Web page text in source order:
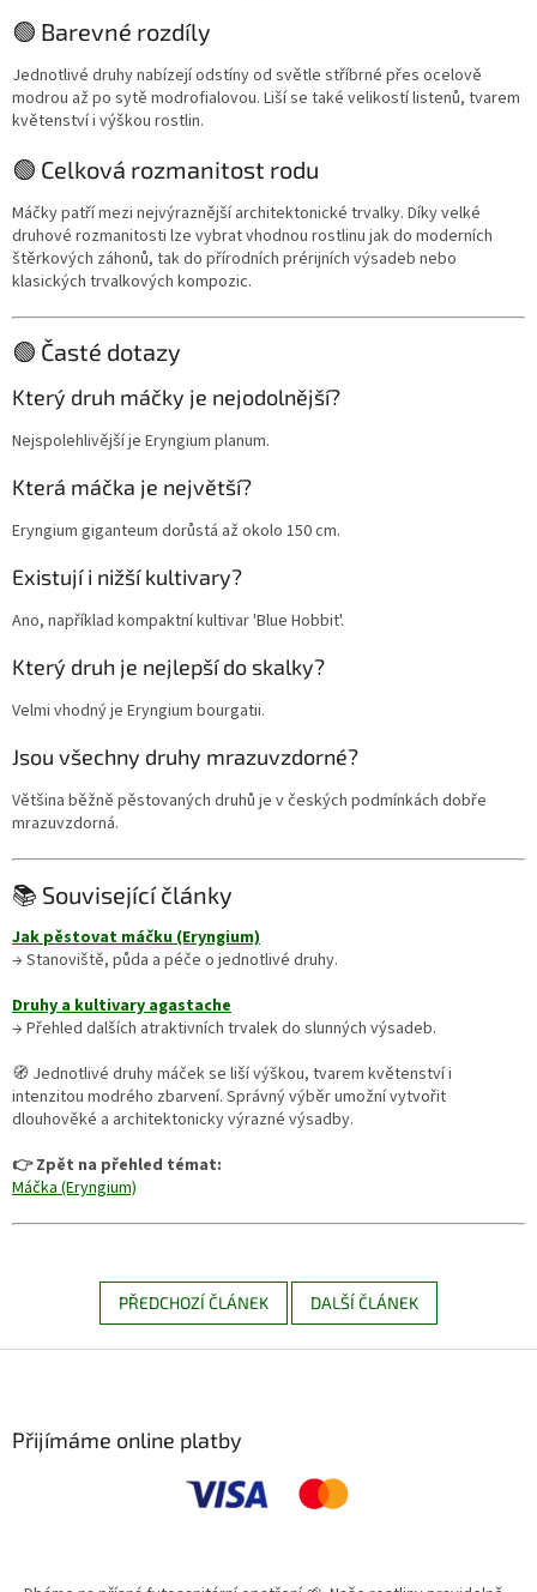
🟢 Barevné rozdíly
Jednotlivé druhy nabízejí odstíny od světle stříbrné přes ocelově
modrou až po sytě modrofialovou. Liší se také velikostí listenů, tvarem
květenství i výškou rostlin.
🟢 Celková rozmanitost rodu
Máčky patří mezi nejvýraznější architektonické trvalky. Díky velké
druhové rozmanitosti lze vybrat vhodnou rostlinu jak do moderních
štěrkových záhonů, tak do přírodních prérijních výsadeb nebo
klasických trvalkových kompozic.
🟢 Časté dotazy
Který druh máčky je nejodolnější?
Nejspolehlivější je Eryngium planum.
Která máčka je největší?
Eryngium giganteum dorůstá až okolo 150 cm.
Existují i nižší kultivary?
Ano, například kompaktní kultivar 'Blue Hobbit'.
Který druh je nejlepší do skalky?
Velmi vhodný je Eryngium bourgatii.
Jsou všechny druhy mrazuvzdorné?
Většina běžně pěstovaných druhů je v českých podmínkách dobře
mrazuvzdorná.
📚 Související články
Jak pěstovat máčku (Eryngium)
→ Stanoviště, půda a péče o jednotlivé druhy.
Druhy a kultivary agastache
→ Přehled dalších atraktivních trvalek do slunných výsadeb.
🧭 Jednotlivé druhy máček se liší výškou, tvarem květenství i
intenzitou modrého zbarvení. Správný výběr umožní vytvořit
dlouhověké a architektonicky výrazné výsadby.
👉 Zpět na přehled témat:
Máčka (Eryngium)
PŘEDCHOZÍ ČLÁNEK DALŠÍ ČLÁNEK
Přijímáme online platby